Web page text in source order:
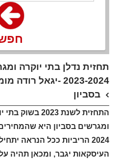
תחזית נדלן בתי יוקרה
2023-2024 -יגאל
בסביון
התחזית לשנת 2023
ומגרשים בסביון היא
2024 הריביות ככל הנראה
העיסקאות יגבר, ומכאן תהיה